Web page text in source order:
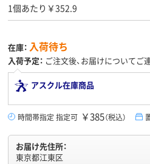
1個あたり￥352.9
在庫： 入荷待ち
入荷予定： ご注文後、お届けについてご
アスクル在庫商品
時間帯指定 指定可 ￥385（税込）
お届け先住所：
東京都江東区